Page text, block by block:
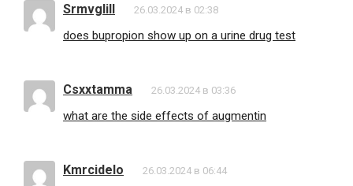
Srmvglill 26.03.2024 в 02:38
does bupropion show up on a urine drug test
Csxxtamma 26.03.2024 в 03:36
what are the side effects of augmentin
Kmrcidelo 26.03.2024 в 06:44